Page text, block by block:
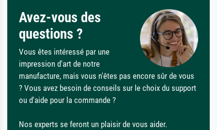
Avez-vous des
questions ?
Vous êtes intéressé par une
impression d'art de notre
manufacture, mais vous n'êtes pas encore sûr de vous
? Vous avez besoin de conseils sur le choix du support
ou d'aide pour la commande ?
Nos experts se feront un plaisir de vous aider.